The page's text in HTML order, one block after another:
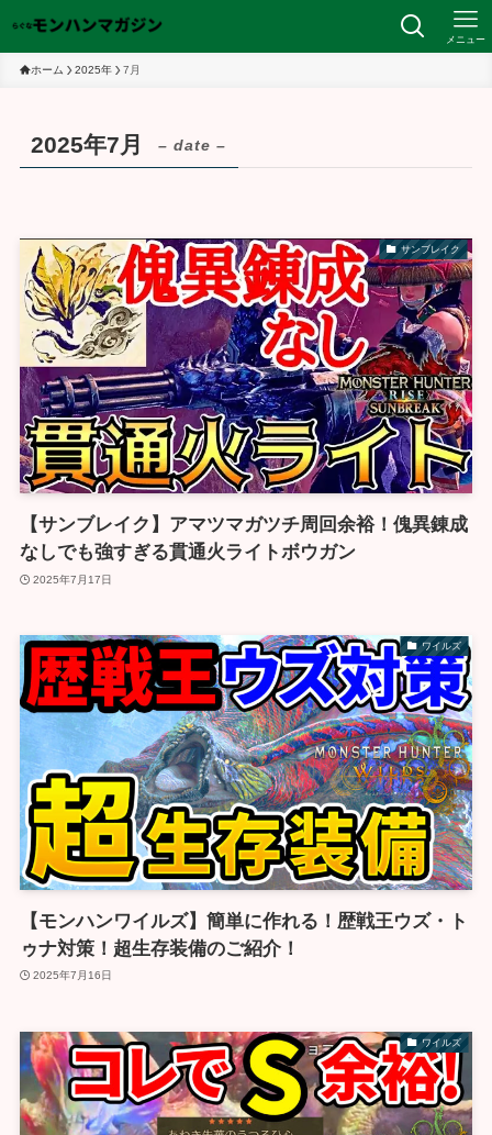
メニュー
ホーム 2025年 7月
2025年7月 – date –
サンブレイク
【サンブレイク】アマツマガツチ周回余裕！傀異錬成
なしでも強すぎる貫通火ライトボウガン
2025年7月17日
ワイルズ
【モンハンワイルズ】簡単に作れる！歴戦王ウズ・ト
ゥナ対策！超生存装備のご紹介！
2025年7月16日
ワイルズ